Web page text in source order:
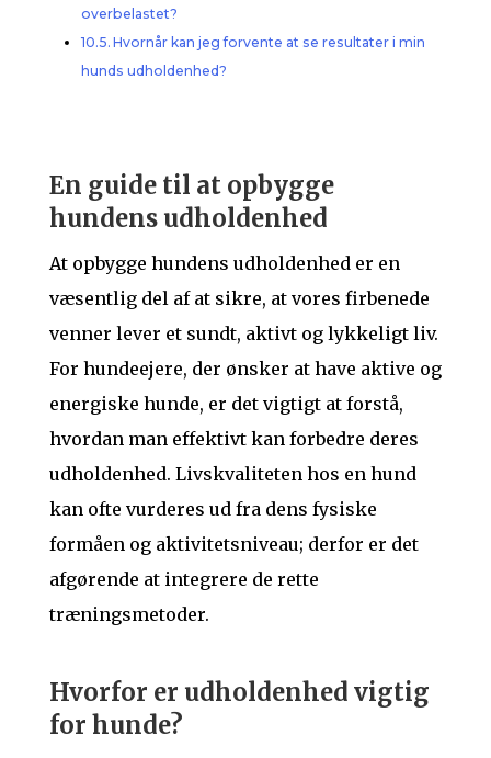
overbelastet?
Hvornår kan jeg forvente at se resultater i min
hunds udholdenhed?
En guide til at opbygge
hundens udholdenhed
At opbygge hundens udholdenhed er en
væsentlig del af at sikre, at vores firbenede
venner lever et sundt, aktivt og lykkeligt liv.
For hundeejere, der ønsker at have aktive og
energiske hunde, er det vigtigt at forstå,
hvordan man effektivt kan forbedre deres
udholdenhed. Livskvaliteten hos en hund
kan ofte vurderes ud fra dens fysiske
formåen og aktivitetsniveau; derfor er det
afgørende at integrere de rette
træningsmetoder.
Hvorfor er udholdenhed vigtig
for hunde?